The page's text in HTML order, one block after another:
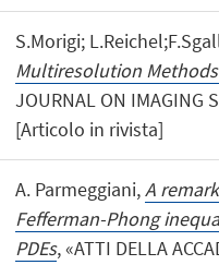
S.Morigi;
Multiresolution
JOURNAL ON IMAGING
[Articolo in rivista]
A. Parmeggiani,A
Fefferman-Phong
PDEs, «ATTI DELLA